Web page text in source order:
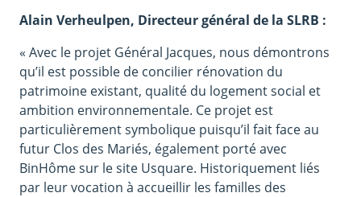
Alain Verheulpen, Directeur général de la SLRB :
« Avec le projet Général Jacques, nous démontrons
qu’il est possible de concilier rénovation du
patrimoine existant, qualité du logement social et
ambition environnementale. Ce projet est
particulièrement symbolique puisqu’il fait face au
futur Clos des Mariés, également porté avec
BinHôme sur le site Usquare. Historiquement liés
par leur vocation à accueillir les familles des